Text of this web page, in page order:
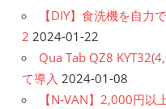
【DIY】食洗機を自力
2 2024-01-22
Qua Tab QZ8
て導入 2024-01-08
【N-VAN】2,000円以